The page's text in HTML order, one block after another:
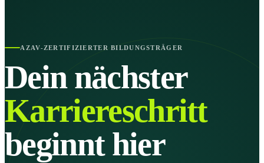
AZAV-ZERTIFIZIERTER BILDUNGSTRÄGER
Dein nächster
Karriereschritt
beginnt hier